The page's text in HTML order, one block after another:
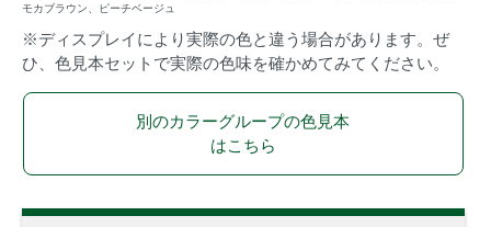
モカブラウン、ピーチベージュ
※ディスプレイにより実際の色と違う場合があります。ぜ
ひ、色見本セットで実際の色味を確かめてみてください。
別のカラーグループの色見本
はこちら